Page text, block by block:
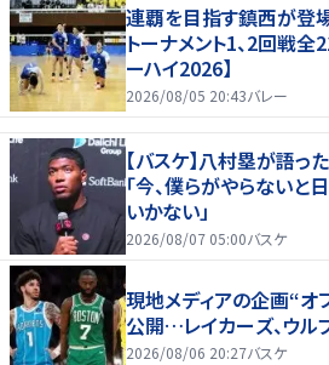
連覇を目指す鎮西が登
トーナメント1、2回戦
ーハイ2026】
2026/08/05 20:43バレー
【バスケ】八村塁が語
「今、僕らがやらないと
いかない」
2026/08/07 05:00バスケ
現地メディアの企画“オ
公開…レイカーズ、ウル
2026/08/06 20:27バスケ